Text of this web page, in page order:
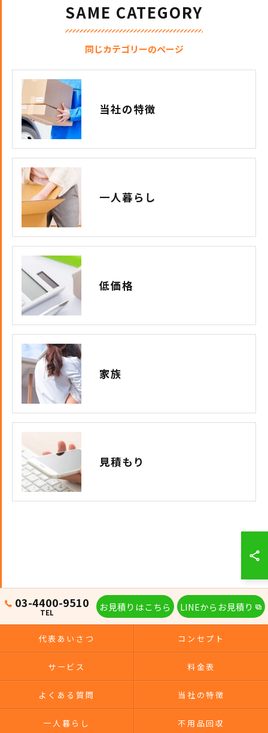
同じカテゴリーのページ
SAME CATEGORY
当社の特徴
一人暮らし
低価格
家族
見積もり
03-4400-9510
TEL お見積りはこちら LINEからお見積り
代表あいさつ コンセプト
サービス 料金表
よくある質問 当社の特徴
一人暮らし 不用品回収